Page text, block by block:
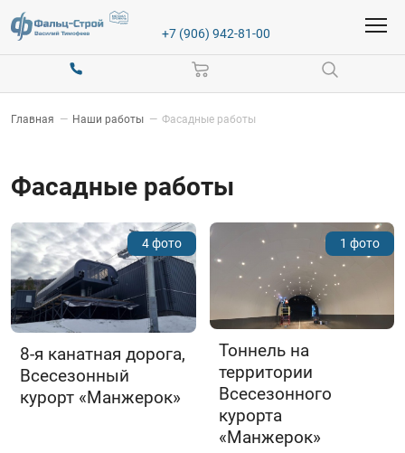
+7 (906) 942-81-00
Главная — Наши работы — Фасадные работы
Фасадные работы
4 фото
8-я канатная дорога,
Всесезонный
курорт «Манжерок»
1 фото
Тоннель на
территории
Всесезонного
курорта
«Манжерок»